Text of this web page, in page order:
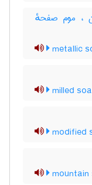
، موم صفحهٔ
metallic
milled
modified